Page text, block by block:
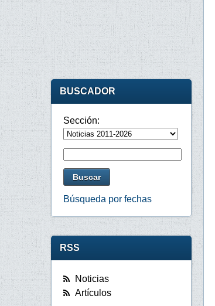
BUSCADOR
Sección:
Búsqueda por fechas
RSS
Noticias
Artículos